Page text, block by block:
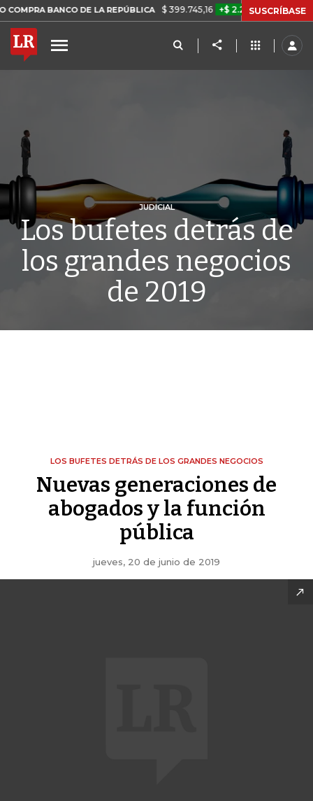
DE LA REPÚBLICA $ 399.745,16 +$ 2.295,71 +0,58% TASA
SUSCRÍBASE
JUDICIAL
Los bufetes detrás de
los grandes negocios
de 2019
LOS BUFETES DETRÁS DE LOS GRANDES NEGOCIOS
Nuevas generaciones de
abogados y la función
pública
jueves, 20 de junio de 2019